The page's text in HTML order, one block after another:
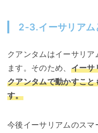
2-3.イーサリアム
クアンタムはイーサリ
ます。そのため、 イーサ
クアンタムで動かすこ
す。
今後イーサリアムのス